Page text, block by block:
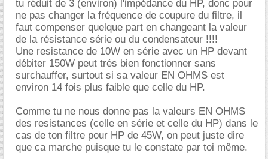
tu réduit de 3 (environ) l'impédance du HP, donc pour
ne pas changer la fréquence de coupure du filtre, il
faut compenser quelque part en changeant la valeur
de la résistance série ou du condensateur !!!!
Une resistance de 10W en série avec un HP devant
débiter 150W peut trés bien fonctionner sans
surchauffer, surtout si sa valeur EN OHMS est
environ 14 fois plus faible que celle du HP.
Comme tu ne nous donne pas la valeurs EN OHMS
des resistances (celle en série et celle du HP) dans le
cas de ton filtre pour HP de 45W, on peut juste dire
que ca marche puisque tu le constate par toi même.